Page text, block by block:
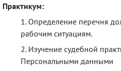
Практикум:
1. Определение перечня
рабочим ситуациям.
2. Изучение судебной
Персональными данными